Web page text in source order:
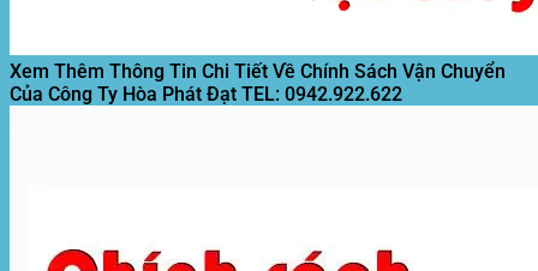
Xem Thêm Thông Tin Chi Tiết Về Chính Sách Vận Chuyển
Của Công Ty Hòa Phát Đạt TEL: 0942.922.622